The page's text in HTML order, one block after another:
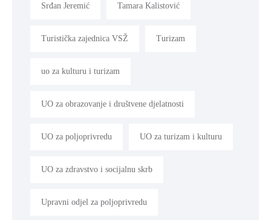
Srđan Jeremić Tamara Kalistović
Turistička zajednica VSŽ Turizam
uo za kulturu i turizam
UO za obrazovanje i društvene djelatnosti
UO za poljoprivredu UO za turizam i kulturu
UO za zdravstvo i socijalnu skrb
Upravni odjel za poljoprivredu